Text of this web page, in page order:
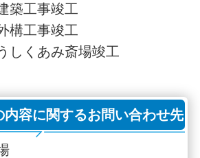
築工事竣工
構工事竣工
しくあみ斎場竣工
内容に関するお問い合わせ先